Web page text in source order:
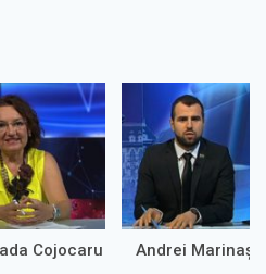
Cojocaru Andrei Marinaș